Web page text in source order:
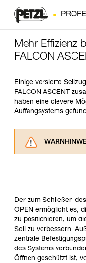
Mehr Effizienz
FALCON
Einige versierte
FALCON ASCENT
haben eine clevere
Auffangsystems
verstehen zu
der
Die
Training
einem Profi,
Der zum Schließen
OPEN ermöglicht es,
zu positionieren, um
Seil zu verbessern.
zentrale
des Systems
Öffnen geschützt ist,